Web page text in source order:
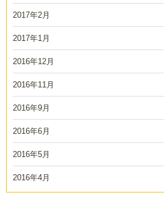
2017年2月
2017年1月
2016年12月
2016年11月
2016年9月
2016年6月
2016年5月
2016年4月